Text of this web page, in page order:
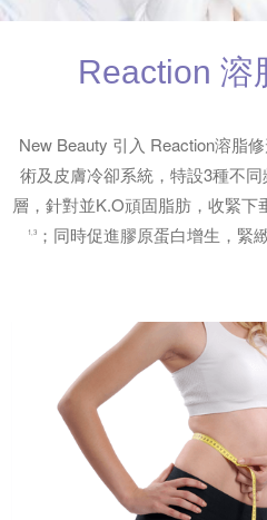
Reaction 溶
New Beauty 引入 Reaction溶脂
術及皮膚冷卻系統，特設3種不
層，針對並K.O頑固脂肪，收緊下
1,3 ；同時促進膠原蛋白增生，緊